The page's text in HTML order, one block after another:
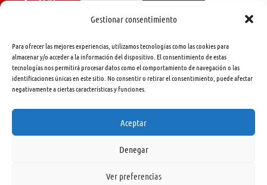
Gestionar consentimiento
Para ofrecer las mejores experiencias, utilizamos tecnologías como las cookies para
almacenar y/o acceder a la información del dispositivo. El consentimiento de estas
tecnologías nos permitirá procesar datos como el comportamiento de navegación o las
identificaciones únicas en este sitio. No consentir o retirar el consentimiento, puede afectar
negativamente a ciertas características y funciones.
Aceptar
Denegar
Ver preferencias
462
415
info@libreriapraga.com
Gracia,